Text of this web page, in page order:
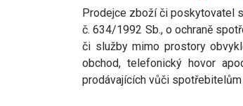
Prodejce zboží či poskytovatel
č. 634/1992 Sb., o ochraně
či služby mimo prostory
obchod, telefonický hovor
prodávajících vůči spotřebitelům